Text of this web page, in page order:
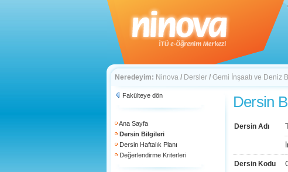
Neredeyim: Ninova / Dersler / Gemi İnşaatı ve Deniz
Fakülteye dön
Ana Sayfa
Dersin Bilgileri
Dersin Haftalık Planı
Değerlendirme Kriterleri
Dersin
Dersin Adı
Dersin Kodu